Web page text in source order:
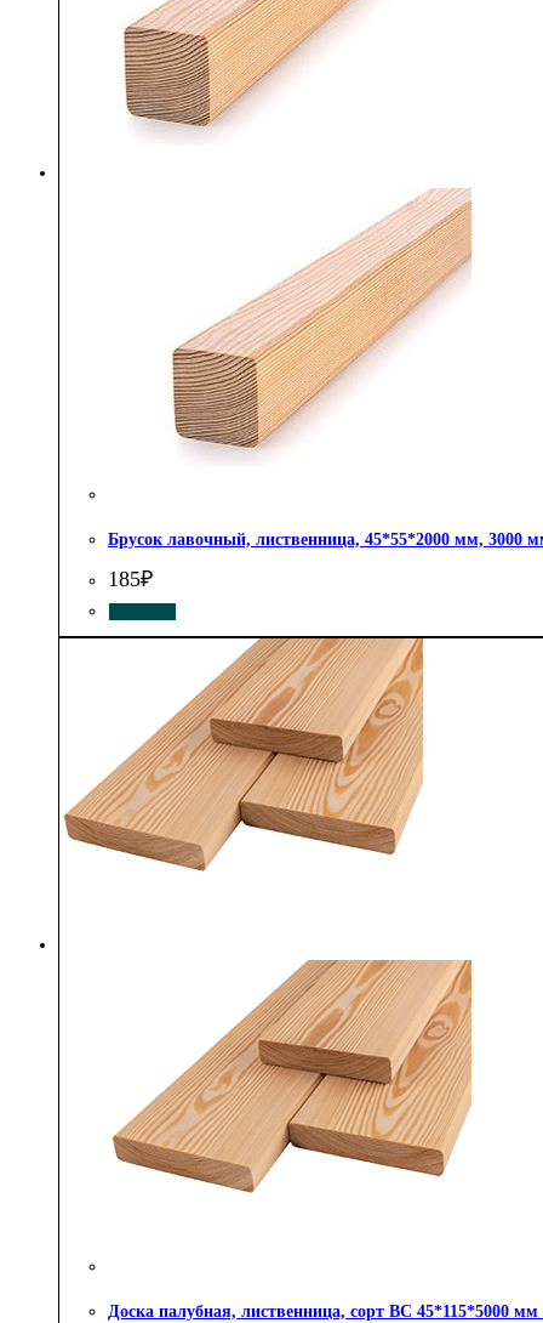
Брусок лавочный, лиственница, 45*55*2000 мм, 3000
185₽
Доска палубная, лиственница, сорт BC 45*115*5000 мм